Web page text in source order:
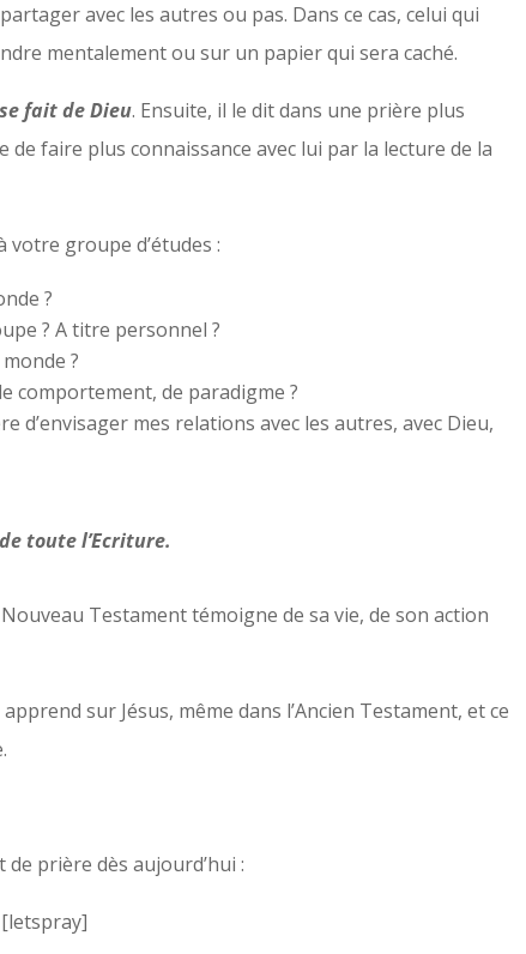
avec les autres ou pas. Dans ce cas, celui qui
mentalement ou sur un papier qui sera caché.
fait de Dieu. Ensuite, il le dit dans une prière plus
faire plus connaissance avec lui par la lecture de la
groupe d’études :
?
? A titre personnel ?
?
comportement, de paradigme ?
d’envisager mes relations avec les autres, avec Dieu,
toute l’Ecriture.
Testament témoigne de sa vie, de son action
sur Jésus, même dans l’Ancien Testament, et ce
de prière dès aujourd’hui :
[letspray]